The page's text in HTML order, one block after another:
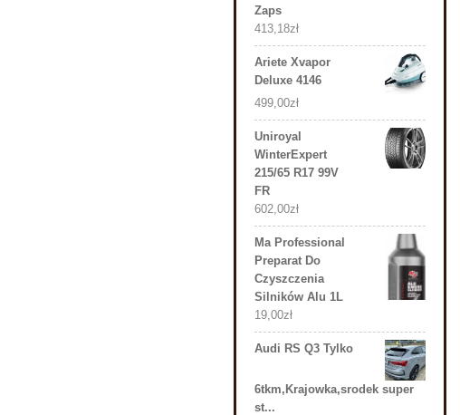
Zaps
413,18zł
Ariete Xvapor
Deluxe 4146
499,00zł
Uniroyal
WinterExpert
215/65 R17 99V
FR
602,00zł
Ma Professional
Preparat Do
Czyszczenia
Silników Alu 1L
19,00zł
Audi RS Q3 Tylko
6tkm,Krajowka,srodek super
st...